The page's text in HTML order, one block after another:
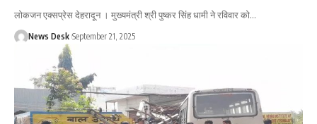
लोकजन एक्सप्रेस देहरादून । मुख्यमंत्री श्री पुष्कर सिंह धामी ने रविवार को…
News Desk September 21, 2025